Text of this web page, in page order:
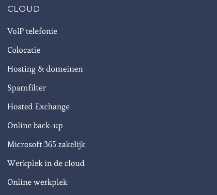
CLOUD
VoIP telefonie
Colocatie
Hosting & domeinen
Spamfilter
Hosted Exchange
Online back-up
Microsoft 365 zakelijk
Werkplek in de cloud
Online werkplek